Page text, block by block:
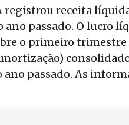
receita
passado. O lucro
o primeiro trimestre
passado. As